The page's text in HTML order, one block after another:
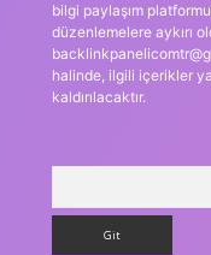
bilgi paylaşım
düzenlemelere aykırı
halinde, ilgili içerikler
kaldırılacaktır.